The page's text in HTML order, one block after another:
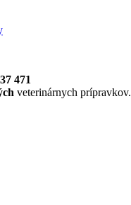
471
veterinárnych prípravkov.